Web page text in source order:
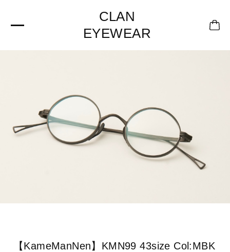
CLAN
EYEWEAR
【KameManNen】KMN99 43size Col:MBK